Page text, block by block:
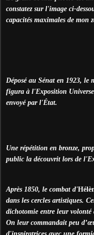
constatez sur l'image ci-
capacités maximales de mon
Déposé au Sénat en 1923, le
figura à l'Exposition
envoyé par l'État.
Une répétition en bronze,
public la découvrit lors de
Après 1850, le combat d'
dans les cercles artistiques.
dichotomie entre leur volonté
On leur commandait peu